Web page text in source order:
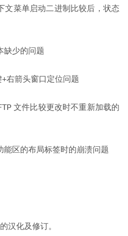
文菜单启动二进制比较后，状态
缺少的问题
右箭头窗口定位问题
文件比较更改时不重新加载的
能区的布局标签时的崩溃问题
汉化及修订。